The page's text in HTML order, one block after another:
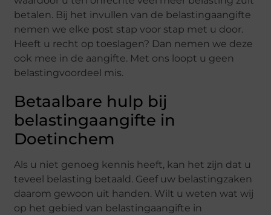
betalen. Bij het invullen van de belastingaangifte
nemen we elke post stap voor stap met u door.
Heeft u recht op toeslagen? Dan nemen we deze
ook mee in de aangifte. Met ons loopt u geen
belastingvoordeel mis.
Betaalbare hulp bij
belastingaangifte in
Doetinchem
Als u niet genoeg kennis heeft, kan het zijn dat u
teveel belasting betaald. Geef uw belastingzaken
daarom gewoon uit handen. Wilt u weten wat wij
op het gebied van belastingaangifte in